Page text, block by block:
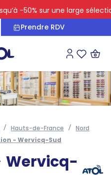
-50% sur une large sélection
Prendre RDV
Connexion
Hauts-de-France
Nord
- Wervicq-Sud
Wervicq-